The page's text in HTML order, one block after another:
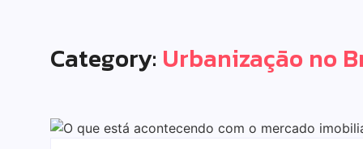
Category: Urbanização no